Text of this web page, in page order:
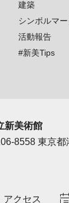
建築
シンボルマ
活動報告
#新美Tips
新美術館
8558 東京
アクセス